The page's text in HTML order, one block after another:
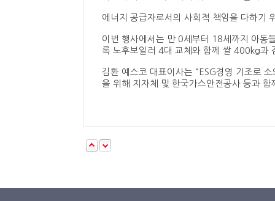
에너지 공급자로서의 사회적 책임을 다하기
이번 행사에서는 만 0세부터 18세까지 아동
록 노후보일러 4대 교체와 함께 쌀 400kg과
김환 예스코 대표이사는 “ESG경영 기조로
을 위해 지자체 및 한국가스안전공사 등과